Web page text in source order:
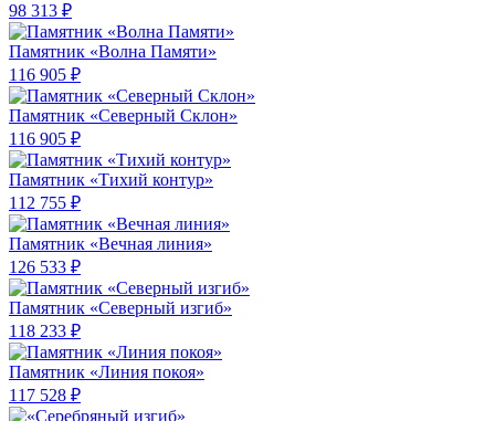
98 313 ₽
Памятник «Волна Памяти»
116 905 ₽
Памятник «Северный Склон»
116 905 ₽
Памятник «Тихий контур»
112 755 ₽
Памятник «Вечная линия»
126 533 ₽
Памятник «Северный изгиб»
118 233 ₽
Памятник «Линия покоя»
117 528 ₽